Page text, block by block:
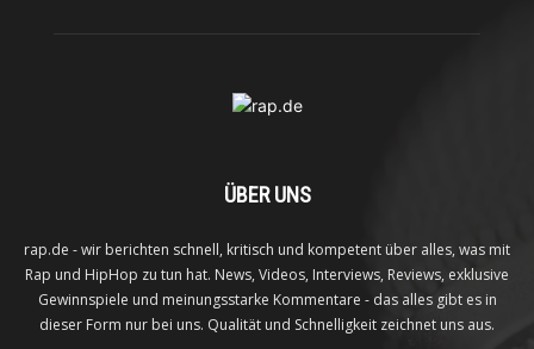
ÜBER UNS
rap.de - wir berichten schnell, kritisch und kompetent über alles, was mit
Rap und HipHop zu tun hat. News, Videos, Interviews, Reviews, exklusive
Gewinnspiele und meinungsstarke Kommentare - das alles gibt es in
dieser Form nur bei uns. Qualität und Schnelligkeit zeichnet uns aus.